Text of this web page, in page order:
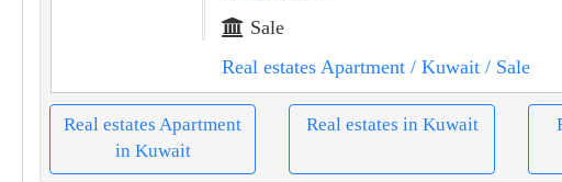
Sale
Real estates Apartment/ Kuwait/ Sale
Real estates Apartment
in Kuwait
Real estates in Kuwait